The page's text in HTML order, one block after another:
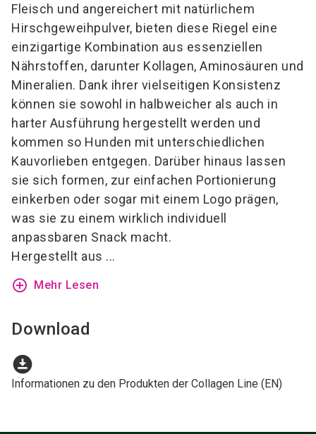
Fleisch und angereichert mit natürlichem
Hirschgeweihpulver, bieten diese Riegel eine
einzigartige Kombination aus essenziellen
Nährstoffen, darunter Kollagen, Aminosäuren und
Mineralien. Dank ihrer vielseitigen Konsistenz
können sie sowohl in halbweicher als auch in
harter Ausführung hergestellt werden und
kommen so Hunden mit unterschiedlichen
Kauvorlieben entgegen. Darüber hinaus lassen
sie sich formen, zur einfachen Portionierung
einkerben oder sogar mit einem Logo prägen,
was sie zu einem wirklich individuell
anpassbaren Snack macht.
Hergestellt aus ...
add_circle_outline Mehr Lesen
Download
download_for_offline
Informationen zu den Produkten der Collagen Line (EN)